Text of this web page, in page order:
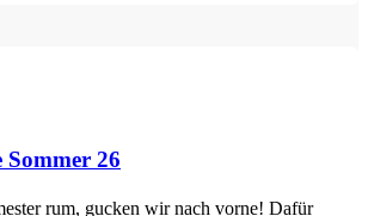
Sommer 26
rum, gucken wir nach vorne! Dafür